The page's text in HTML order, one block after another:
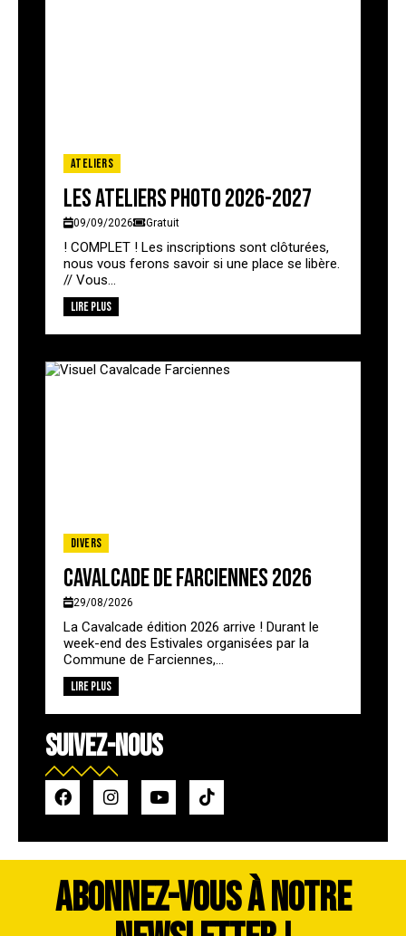
Ateliers
Les ateliers photo 2026-2027
09/09/2026 Gratuit
! COMPLET ! Les inscriptions sont clôturées,
nous vous ferons savoir si une place se libère.
// Vous...
Lire plus
Divers
Cavalcade de Farciennes 2026
29/08/2026
La Cavalcade édition 2026 arrive ! Durant le
week-end des Estivales organisées par la
Commune de Farciennes,...
Lire plus
SUIVEZ-NOUS
ABONNEZ-VOUS À NOTRE